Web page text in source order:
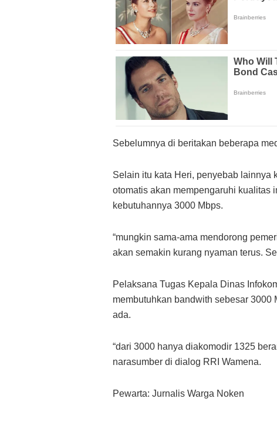
Sebelumnya di beritakan beberapa
Selain itu kata Heri, penyebab lainnya
otomatis akan mempengaruhi kualitas
kebutuhannya 3000 Mbps.
“mungkin sama-ama mendorong
akan semakin kurang nyaman terus.
Pelaksana Tugas Kepala Dinas
membutuhkan bandwith sebesar
ada.
“dari 3000 hanya diakomodir 1325
narasumber di dialog RRI Wamena.
Pewarta: Jurnalis Warga Noken